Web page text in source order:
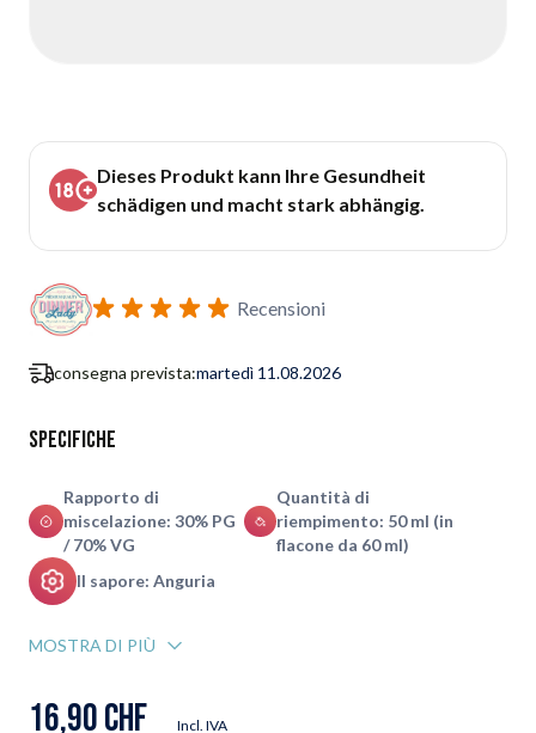
Dieses Produkt kann Ihre Gesundheit
schädigen und macht stark abhängig.
Recensioni
consegna prevista:martedì 11.08.2026
Specifiche
Rapporto di
miscelazione: 30% PG
/ 70% VG
Quantità di
riempimento: 50 ml (in
flacone da 60 ml)
Il sapore: Anguria
MOSTRA DI PIÙ
16,90 CHF Incl. IVA